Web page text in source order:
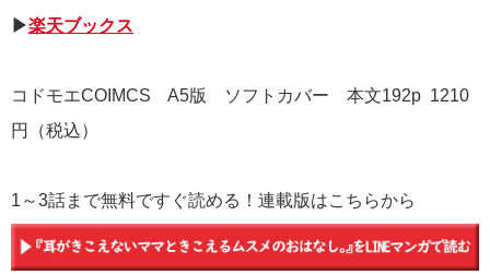
▶楽天ブックス
コドモエCOIMCS A5版 ソフトカバー 本文192p 1210
円（税込）
1～3話まで無料ですぐ読める！連載版はこちらから